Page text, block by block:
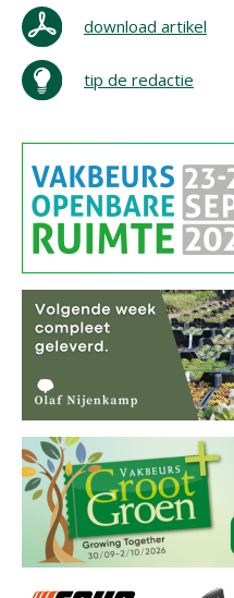
download artikel
tip de redactie